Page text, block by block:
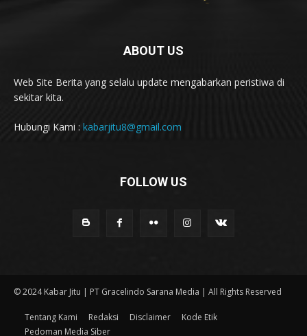
ABOUT US
Web Site Berita yang selalu update mengabarkan peristiwa di
sekitar kita.
Hubungi Kami : kabarjitu8@gmail.com
FOLLOW US
© 2024 Kabar Jitu | PT Gracelindo Sarana Media | All Rights Reserved
Tentang Kami Redaksi Disclaimer
Kode Etik
Pedoman Media Siber